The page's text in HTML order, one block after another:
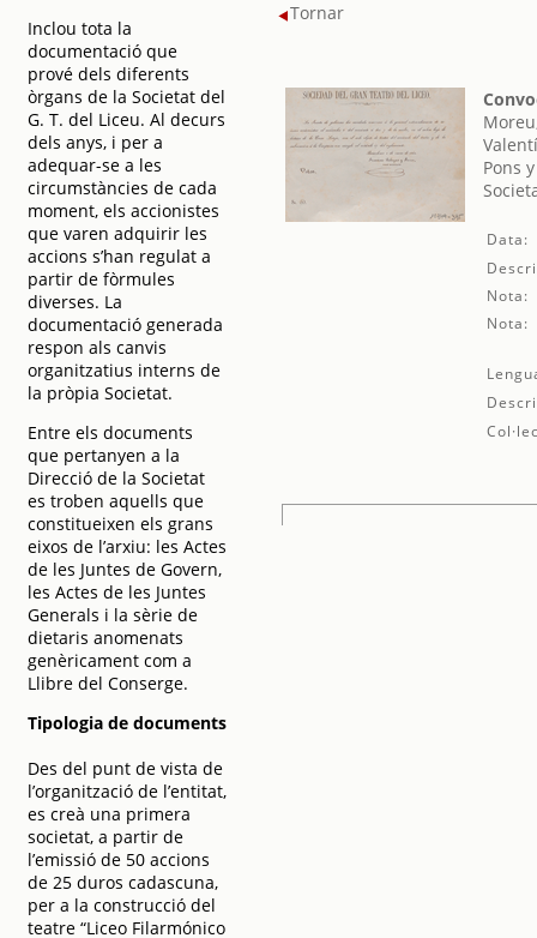
Inclou tota la
documentació que
prové dels diferents
òrgans de la Societat del
G. T. del Liceu. Al decurs
dels anys, i per a
adequar-se a les
circumstàncies de cada
moment, els accionistes
que varen adquirir les
accions s’han regulat a
partir de fòrmules
diverses. La
documentació generada
respon als canvis
organitzatius interns de
la pròpia Societat.
Entre els documents
que pertanyen a la
Direcció de la Societat
es troben aquells que
constitueixen els grans
eixos de l’arxiu: les Actes
de les Juntes de Govern,
les Actes de les Juntes
Generals i la sèrie de
dietaris anomenats
genèricament com a
Llibre del Conserge.
Tipologia de documents
Des del punt de vista de
l’organització de l’entitat,
es creà una primera
societat, a partir de
l’emissió de 50 accions
de 25 duros cadascuna,
per a la construcció del
teatre “Liceo Filarmónico
Tornar
Pons
Data:
Nota:
Nota: